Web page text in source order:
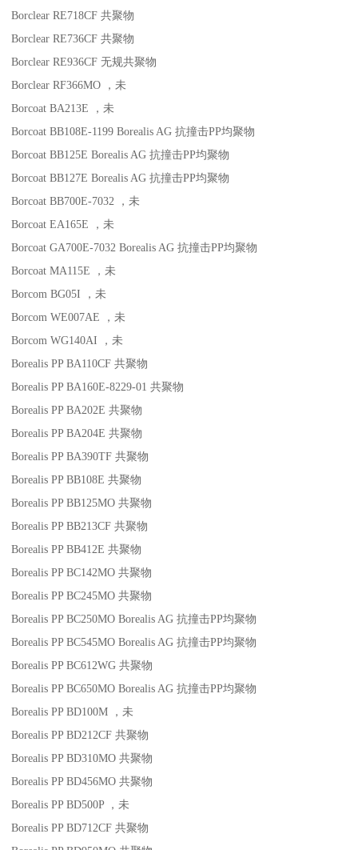
Borclear RE718CF 共聚物
Borclear RE736CF 共聚物
Borclear RE936CF 无规共聚物
Borclear RF366MO
，未
Borcoat BA213E
，未
Borcoat BB108E-1199 Borealis AG 抗撞击PP均聚物
Borcoat BB125E Borealis AG 抗撞击PP均聚物
Borcoat BB127E Borealis AG 抗撞击PP均聚物
Borcoat BB700E-7032
，未
Borcoat EA165E
，未
Borcoat GA700E-7032 Borealis AG 抗撞击PP均聚物
Borcoat MA115E
，未
Borcom BG05I
，未
Borcom WE007AE
，未
Borcom WG140AI
，未
Borealis PP BA110CF 共聚物
Borealis PP BA160E-8229-01 共聚物
Borealis PP BA202E 共聚物
Borealis PP BA204E 共聚物
Borealis PP BA390TF 共聚物
Borealis PP BB108E 共聚物
Borealis PP BB125MO 共聚物
Borealis PP BB213CF 共聚物
Borealis PP BB412E 共聚物
Borealis PP BC142MO 共聚物
Borealis PP BC245MO 共聚物
Borealis PP BC250MO Borealis AG 抗撞击PP均聚物
Borealis PP BC545MO Borealis AG 抗撞击PP均聚物
Borealis PP BC612WG 共聚物
Borealis PP BC650MO Borealis AG 抗撞击PP均聚物
Borealis PP BD100M
，未
Borealis PP BD212CF 共聚物
Borealis PP BD310MO 共聚物
Borealis PP BD456MO 共聚物
Borealis PP BD500P
，未
Borealis PP BD712CF 共聚物